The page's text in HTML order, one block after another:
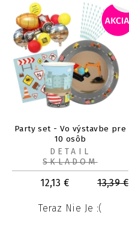
Party set - Vo výstavbe pre
10 osôb
12,13 € 13,39€
Teraz Nie Je :(
DETAIL
SKLADOM